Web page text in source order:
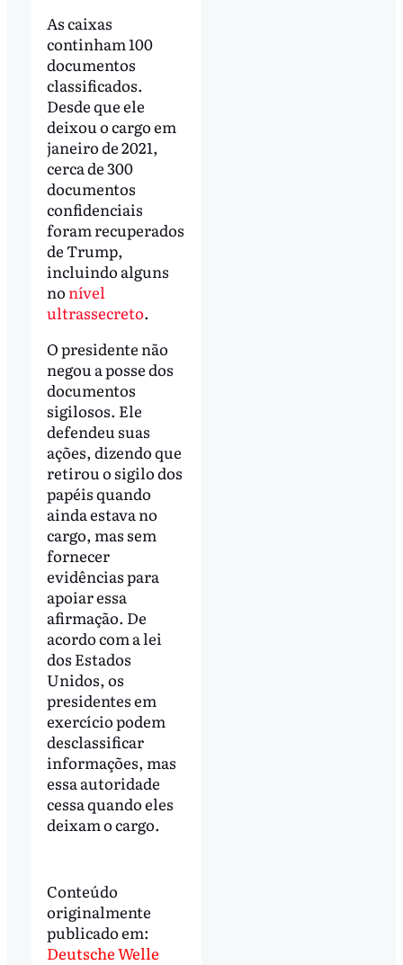
As caixas
continham 100
documentos
classificados.
Desde que ele
deixou o cargo em
janeiro de 2021,
cerca de 300
documentos
confidenciais
foram recuperados
de Trump,
incluindo alguns
no nível
ultrassecreto.
O presidente não
negou a posse dos
documentos
sigilosos. Ele
defendeu suas
ações, dizendo que
retirou o sigilo dos
papéis quando
ainda estava no
cargo, mas sem
fornecer
evidências para
apoiar essa
afirmação. De
acordo com a lei
dos Estados
Unidos, os
presidentes em
exercício podem
desclassificar
informações, mas
essa autoridade
cessa quando eles
deixam o cargo.
Conteúdo
originalmente
publicado em:
Deutsche Welle